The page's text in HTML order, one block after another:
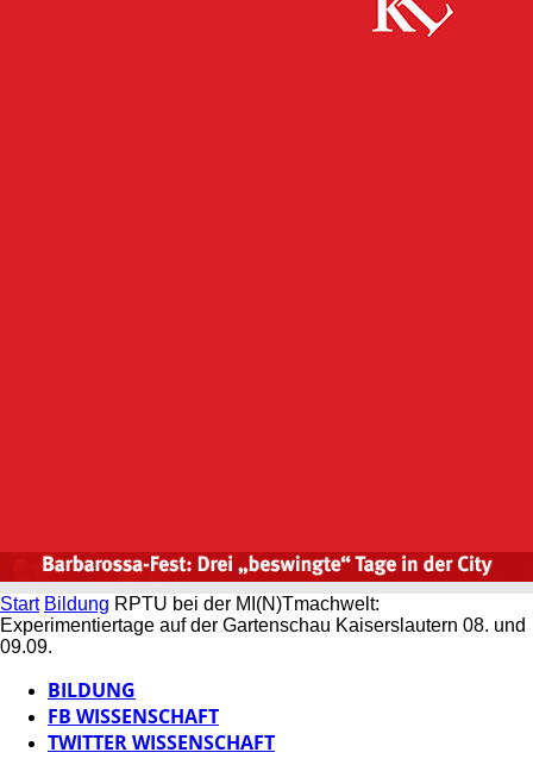
Start Bildung RPTU bei der MI(N)Tmachwelt:
Experimentiertage auf der Gartenschau Kaiserslautern 08. und
09.09.
BILDUNG
FB WISSENSCHAFT
TWITTER WISSENSCHAFT